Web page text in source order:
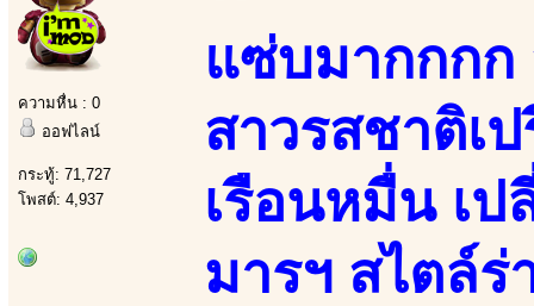
ความหื่น : 0
ออฟไลน์
กระทู้: 71,727
โพสต์: 4,937
แซ่บมากกกก
สาวรสชาติเ
เรือนหมื่น เป
มารฯ สไตล์ร่